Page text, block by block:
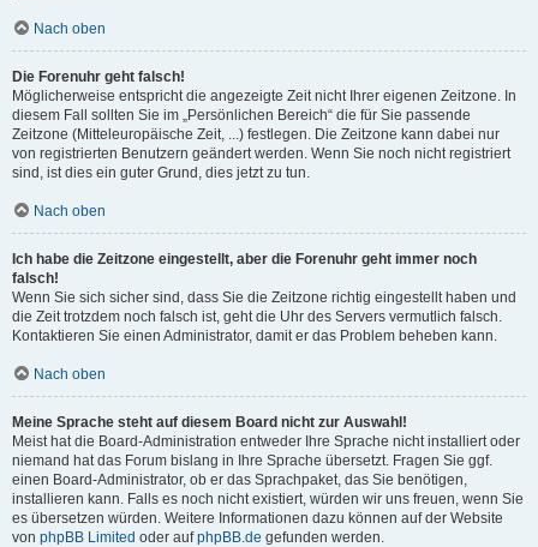
Nach oben
Die Forenuhr geht falsch!
Möglicherweise entspricht die angezeigte Zeit nicht Ihrer eigenen Zeitzone. In
diesem Fall sollten Sie im „Persönlichen Bereich“ die für Sie passende
Zeitzone (Mitteleuropäische Zeit, ...) festlegen. Die Zeitzone kann dabei nur
von registrierten Benutzern geändert werden. Wenn Sie noch nicht registriert
sind, ist dies ein guter Grund, dies jetzt zu tun.
Nach oben
Ich habe die Zeitzone eingestellt, aber die Forenuhr geht immer noch
falsch!
Wenn Sie sich sicher sind, dass Sie die Zeitzone richtig eingestellt haben und
die Zeit trotzdem noch falsch ist, geht die Uhr des Servers vermutlich falsch.
Kontaktieren Sie einen Administrator, damit er das Problem beheben kann.
Nach oben
Meine Sprache steht auf diesem Board nicht zur Auswahl!
Meist hat die Board-Administration entweder Ihre Sprache nicht installiert oder
niemand hat das Forum bislang in Ihre Sprache übersetzt. Fragen Sie ggf.
einen Board-Administrator, ob er das Sprachpaket, das Sie benötigen,
installieren kann. Falls es noch nicht existiert, würden wir uns freuen, wenn Sie
es übersetzen würden. Weitere Informationen dazu können auf der Website
von phpBB Limited oder aufphpBB.de gefunden werden.